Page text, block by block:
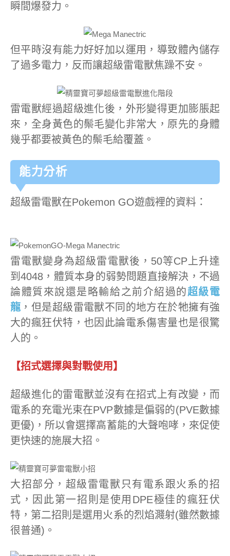
瞬間爆發力。
但平時沒有能力好好加以運用，導致體內儲存
了過多電力，反而讓超級雷電獸焦躁不安。
雷電獸經過超級進化後，外形變得更加膨脹起
來，全身黃色的鬃毛變化非常大，原先的身體
幾乎都要被黃色的鬃毛給覆蓋。
能力分析
超級雷電獸在Pokemon GO遊戲裡的資料：
雷電獸變身為超級雷電獸後，50等CP上升達
到4048，體質本身的弱勢問題直接解決，不過
論體質來說還是略輸給之前介紹過的超級電
龍 ，但是超級雷電獸不同的地方在於牠擁有強
大的瘋狂伏特，也因此論電系傷害量也是很驚
人的。
【招式選擇與對戰使用】
超級進化的雷電獸並沒有在招式上有改變，而
電系的充電光束在PVP數據是偏弱的(PVE數據
更優)，所以會選擇高蓄能的大聲咆哮，來促使
更快速的施展大招。
大招部分，超級雷電獸只有電系跟火系的招
式，因此第一招則是使用DPE極佳的瘋狂伏
特，第二招則是選用火系的烈焰濺射(雖然數據
很普通)。